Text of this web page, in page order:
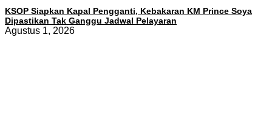
KSOP Siapkan Kapal Pengganti, Kebakaran KM Prince Soya
Dipastikan Tak Ganggu Jadwal Pelayaran
Agustus 1, 2026